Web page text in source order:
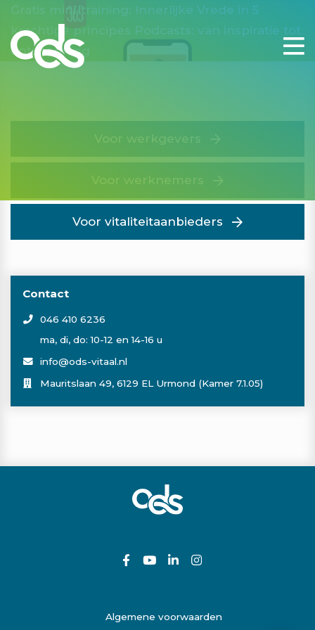
Gratis mini-training: Innerlijke Vrede in 5
krachtige principes Podcasts: van inspiratie tot
ontspanning
Voor werkgevers
Voor werknemers
Voor vitaliteitaanbieders
Contact
046 410 6236
ma, di, do: 10-12 en 14-16 u
info@ods-vitaal.nl
Mauritslaan 49, 6129 EL Urmond (Kamer 7.1.05)
Algemene voorwaarden